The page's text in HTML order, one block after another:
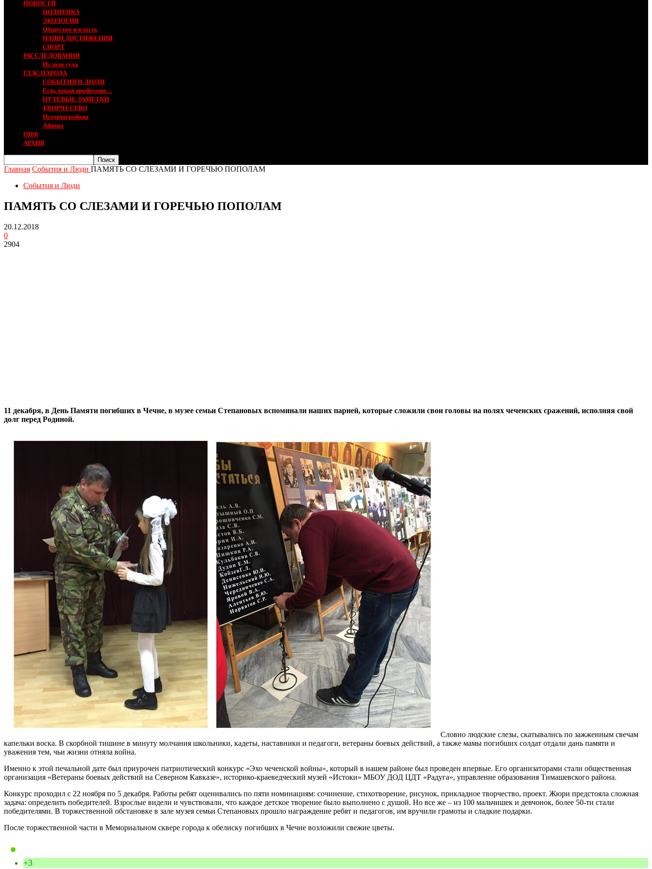
НОВОСТИ
ПОЛИТИКА
ЭКОЛОГИЯ
Общество и власть
НАШИ ДОСТИЖЕНИЯ
СПОРТ
РАССЛЕДОВАНИЯ
Из зала суда
ГЛАС НАРОДА
СОБЫТИЯ И ЛЮДИ
Есть такая профессия…
ПУТЕВЫЕ ЗАМЕТКИ
ТВОРЧЕСТВО
История района
Афиша
ОНФ
АРХИВ
Главная События и Люди ПАМЯТЬ СО СЛЕЗАМИ И ГОРЕЧЬЮ ПОПОЛАМ
События и Люди
ПАМЯТЬ СО СЛЕЗАМИ И ГОРЕЧЬЮ ПОПОЛАМ
20.12.2018
0
2904
11 декабря, в День Памяти погибших в Чечне, в музее семьи Степановых вспоминали наших парней, которые сложили свои головы на полях чеченских сражений, исполняя свой
долг перед Родиной.
Словно людские слезы, скатывались по зажженным свечам
капельки воска. В скорбной тишине в минуту молчания школьники, кадеты, наставники и педагоги, ветераны боевых действий, а также мамы погибших солдат отдали дань памяти и
уважения тем, чьи жизни отняла война.
Именно к этой печальной дате был приурочен патриотический конкурс «Эхо чеченской войны», который в нашем районе был проведен впервые. Его организаторами стали общественная
организация «Ветераны боевых действий на Северном Кавказе», историко-краеведческий музей «Истоки» МБОУ ДОД ЦДТ «Радуга», управление образования Тимашевского района.
Конкурс проходил с 22 ноября по 5 декабря. Работы ребят оценивались по пяти номинациям: сочинение, стихотворение, рисунок, прикладное творчество, проект. Жюри предстояла сложная
задача: определить победителей. Взрослые видели и чувствовали, что каждое детское творение было выполнено с душой. Но все же – из 100 мальчишек и девчонок, более 50-ти стали
победителями. В торжественной обстановке в зале музея семьи Степановых прошло награждение ребят и педагогов, им вручили грамоты и сладкие подарки.
После торжественной части в Мемориальном сквере города к обелиску погибших в Чечне возложили свежие цветы.
+3